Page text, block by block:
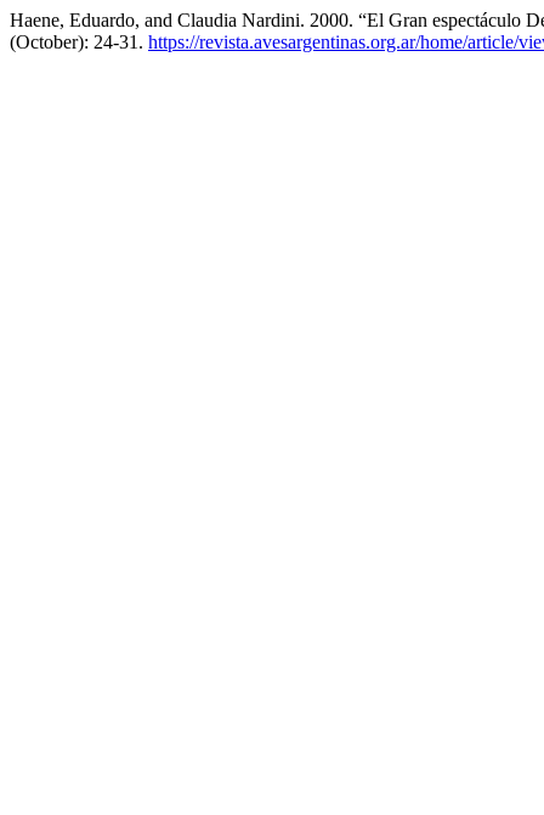
Haene, Eduardo, and Claudia Nardini. 2000. “El Gran espectáculo
(October): 24-31. https://revista.avesargentinas.org.ar/home/article/